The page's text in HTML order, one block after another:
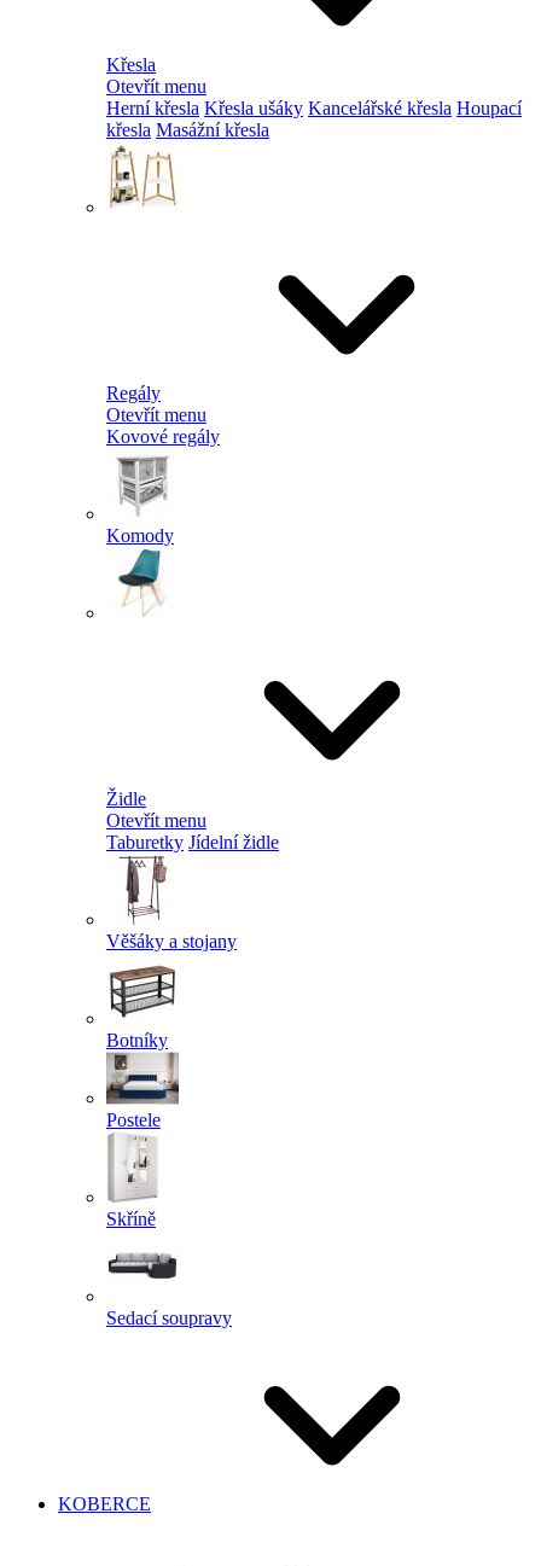
Křesla
Otevřít menu
Herní křesla Křesla ušáky Kancelářské křesla Houpací
křesla Masážní křesla
Regály
Otevřít menu
Kovové regály
Komody
Židle
Otevřít menu
Taburetky Jídelní židle
Věšáky a stojany
Botníky
Postele
Skříně
Sedací soupravy
KOBERCE